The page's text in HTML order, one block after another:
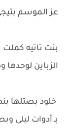
عز الموسم
بنت تاتيه
الزباين
خلود بصتلها
بـ أدوات ليلى